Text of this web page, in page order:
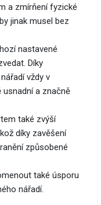
a zmírňení fyzické
jinak musel bez
nastavené
Díky
vždy v
a značně
také zvýší
díky zavěšení
způsobené
také úsporu
nářadí.